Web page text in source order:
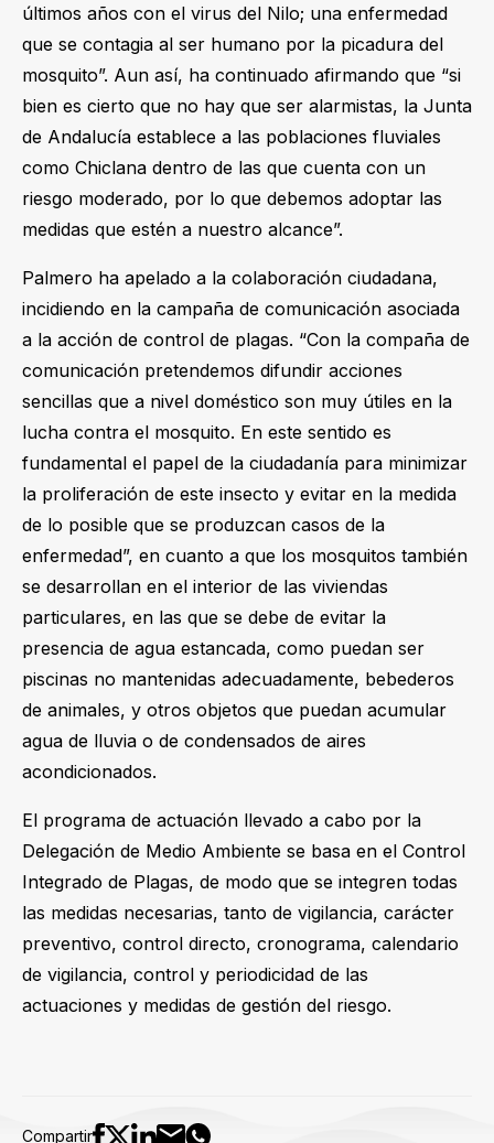
últimos años con el virus del Nilo; una enfermedad
que se contagia al ser humano por la picadura del
mosquito”. Aun así, ha continuado afirmando que “si
bien es cierto que no hay que ser alarmistas, la Junta
de Andalucía establece a las poblaciones fluviales
como Chiclana dentro de las que cuenta con un
riesgo moderado, por lo que debemos adoptar las
medidas que estén a nuestro alcance”.
Palmero ha apelado a la colaboración ciudadana,
incidiendo en la campaña de comunicación asociada
a la acción de control de plagas. “Con la compaña de
comunicación pretendemos difundir acciones
sencillas que a nivel doméstico son muy útiles en la
lucha contra el mosquito. En este sentido es
fundamental el papel de la ciudadanía para minimizar
la proliferación de este insecto y evitar en la medida
de lo posible que se produzcan casos de la
enfermedad”, en cuanto a que los mosquitos también
se desarrollan en el interior de las viviendas
particulares, en las que se debe de evitar la
presencia de agua estancada, como puedan ser
piscinas no mantenidas adecuadamente, bebederos
de animales, y otros objetos que puedan acumular
agua de lluvia o de condensados de aires
acondicionados.
El programa de actuación llevado a cabo por la
Delegación de Medio Ambiente se basa en el Control
Integrado de Plagas, de modo que se integren todas
las medidas necesarias, tanto de vigilancia, carácter
preventivo, control directo, cronograma, calendario
de vigilancia, control y periodicidad de las
actuaciones y medidas de gestión del riesgo.
Compartir